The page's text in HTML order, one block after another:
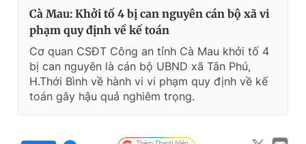
Cà Mau: Khởi tố 4 bị can nguyên cán bộ xã vi
phạm quy định về kế toán
Cơ quan CSĐT Công an tỉnh Cà Mau khởi tố 4
bị can nguyên là cán bộ UBND xã Tân Phú,
H.Thới Bình về hành vi vi phạm quy định về kế
toán gây hậu quả nghiêm trọng.